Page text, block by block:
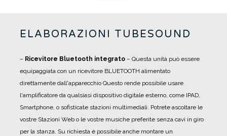
ELABORAZIONI TUBESOUND
– Ricevitore Bluetooth integrato – Questa unità può essere
equipaggiata con un ricevitore BLUETOOTH alimentato
direttamente dall'apparecchio Questo rende possibile usare
l'amplificatore da qualsiasi dispositivo digitale esterno, come IPAD,
Smartphone, o sofisticate stazioni multimediali. Potrete ascoltare le
vostre Stazioni Web o le vostre musiche preferite senza cavi in giro
per la stanza. Su richiesta è possibile anche montare un